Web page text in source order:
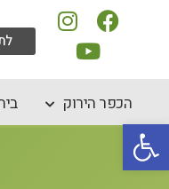
פתח סרגל נגישות
הכפר הירוק